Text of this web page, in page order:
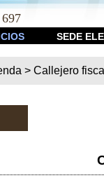
SEDE
>Callejero fiscal